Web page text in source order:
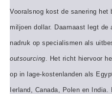
Vooralsnog kost de sanering het
miljoen dollar. Daarnaast legt de
nadruk op specialismen als
outsourcing. Het richt hiervoor
op in lage-kostenlanden als
Ierland, Canada, Polen en